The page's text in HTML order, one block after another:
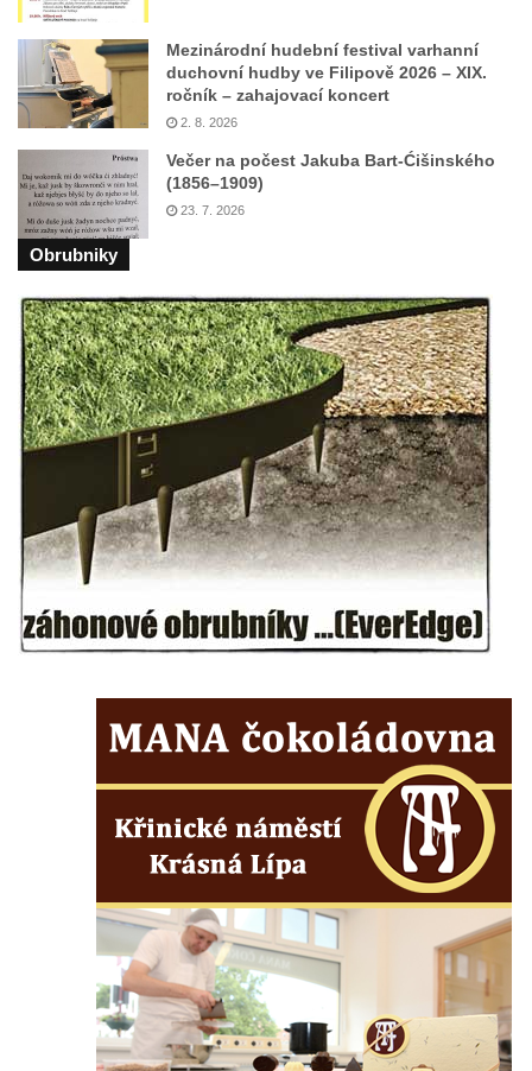
Mezinárodní hudební festival varhanní
duchovní hudby ve Filipově 2026 – XIX.
ročník – zahajovací koncert
2. 8. 2026
Večer na počest Jakuba Bart-Ćišinského
(1856–1909)
23. 7. 2026
Obrubniky